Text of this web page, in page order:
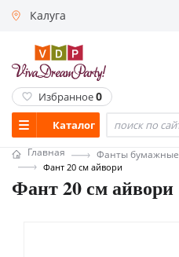
Калуга
Каталог
Избранное0
Главная Фанты бумажные
Фант 20 см айвори
Фант 20 см айвори